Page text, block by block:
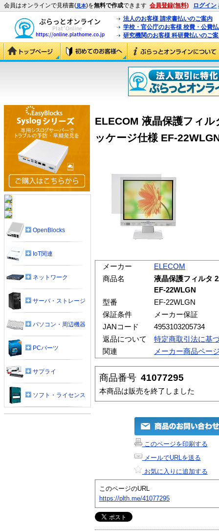
会員はオンラインで見積書(見本)を無料で作成できます 会員登録(無料) ログイン
法人のお客様 請求書払いのご案内
学校・官公庁のお客様 校費・公費
研究機関のお客様 科研費払いのご
ELECOM 液晶保護フィ
ッケージ仕様 EF-
メーカー
ELECOM
商品名
液晶保護フィルタ
EF-22WLGN
型番
EF-22WLGN
保証条件
メーカー保証
JANコード
4953103205734
返品について
特定商取引法に基
関連
メーカー商品ペー
商品番号 41077295
本商品は販売を終了しました
このページを印刷する
メールでURLを送る
お気に入りに追加する
このページのURL
https://plth.me/41077295
OpenBlocks
IoT関連
ネットワーク
サーバ・ストレージ
パソコン・周辺機器
PCパーツ
サプライ
ソフト・ライセンス